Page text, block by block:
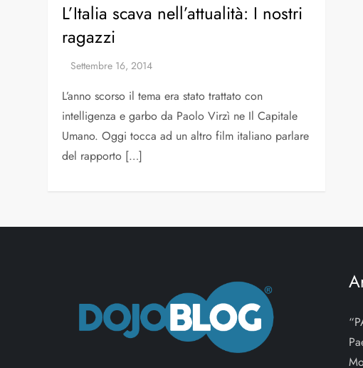
L’Italia scava nell’attualità: I nostri
ragazzi
L’anno scorso il tema era stato trattato con
intelligenza e garbo da Paolo Virzì ne Il Capitale
Umano. Oggi tocca ad un altro film italiano parlare
del rapporto […]